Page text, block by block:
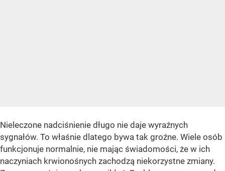
Nieleczone nadciśnienie długo nie daje wyraźnych
sygnałów. To właśnie dlatego bywa tak groźne. Wiele osób
funkcjonuje normalnie, nie mając świadomości, że w ich
naczyniach krwionośnych zachodzą niekorzystne zmiany.